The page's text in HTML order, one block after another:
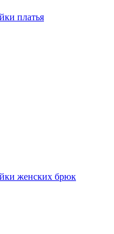
платья
женских брюк